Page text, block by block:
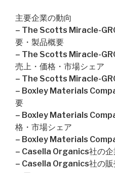
主要企業の動向
– The Scotts Miracle-
要・製品概要
– The Scotts Miracle-
売上・価格・市場シェア
– The Scotts Miracle-
– Boxley Materials
要
– Boxley Materials
格・市場シェア
– Boxley Materials
– Casella Organics社の企
– Casella Organics社の販